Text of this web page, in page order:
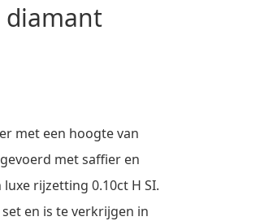
diamant
met een hoogte van
met saffier en
rijzetting 0.10ct H SI.
en is te verkrijgen in